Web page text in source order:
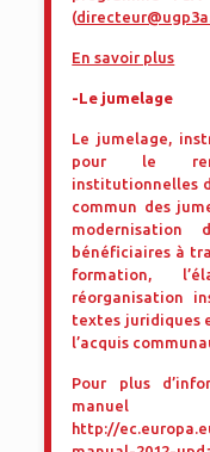
(
En savoir plus
-Le jumelage
Le jumelage,
pour le
institutionnelles
commun des
modernisation
bénéficiaires à
formation,
réorganisation
textes juridiques
l’acquis
Pour plus
http://